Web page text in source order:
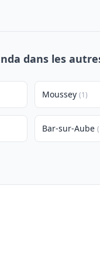
dans les
Moussey (1)
Bar-sur-Aube